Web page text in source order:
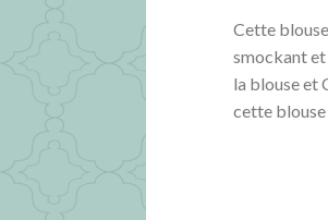
Cette
smockant et
la blouse et
cette